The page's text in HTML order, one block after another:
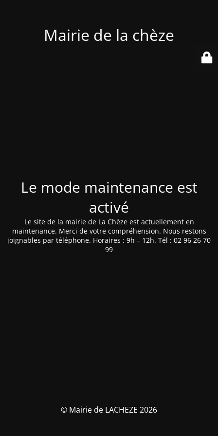
Mairie de la chèze
Le mode maintenance est
activé
Le site de la mairie de La Chèze est actuellement en
maintenance. Merci de votre compréhension. Nous restons
joignables par téléphone. Horaires : 9h – 12h. Tél : 02 96 26 70
99
© Mairie de LACHEZE 2026